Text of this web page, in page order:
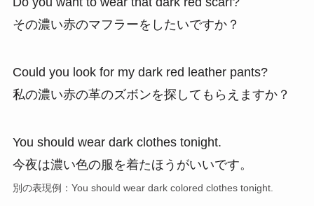
その濃い赤のマフラーをしたいですか？
Could you look for my dark red leather pants?
私の濃い赤の革のズボンを探してもらえますか？
You should wear dark clothes tonight.
今夜は濃い色の服を着たほうがいいです。
別の表現例：You should wear dark colored clothes tonight.